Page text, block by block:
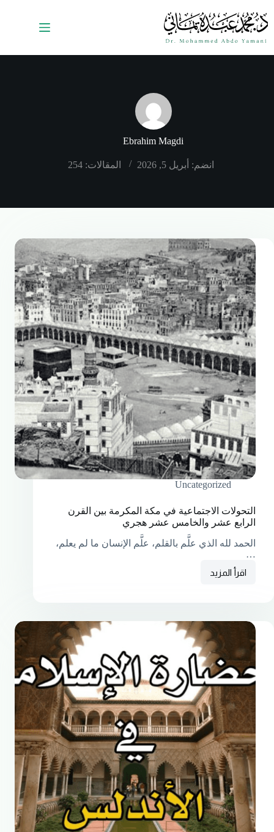
Ebrahim Magdi
انضم: أبريل 5, 2026 المقالات: 254
Uncategorized
التحولات الاجتماعية في مكة المكرمة بين القرن
الرابع عشر والخامس عشر هجري
الحمد لله الذي علَّم بالقلم، علَّم الإنسان ما لم يعلم،
…
اقرأ المزيد